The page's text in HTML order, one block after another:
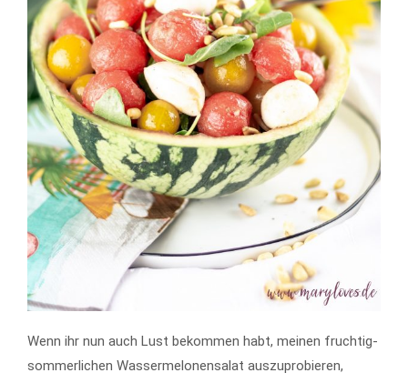
Wenn ihr nun auch Lust bekommen habt, meinen fruchtig-
sommerlichen Wassermelonensalat auszuprobieren,